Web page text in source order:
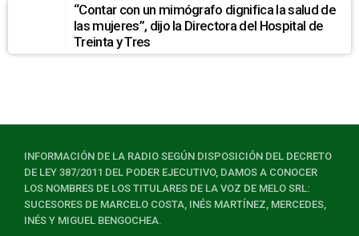
“Contar con un mimógrafo dignifica la salud de
las mujeres”, dijo la Directora del Hospital de
Treinta y Tres
INFORMACIÓN DE LA RADIO SEGÚN DISPOSICIÓN DEL DECRETO
DE LEY 387/2011 DEL PODER EJECUTIVO, DAMOS A CONOCER
LOS NOMBRES DE LOS TITULARES DE LA VOZ DE MELO SRL:
SUCESORES DE MARCELO COSTA, INÉS MARTÍNEZ, MERCEDES,
INÉS Y MIGUEL BENGOCHEA.